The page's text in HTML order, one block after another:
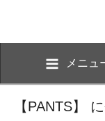
メニュ
【PANTS】